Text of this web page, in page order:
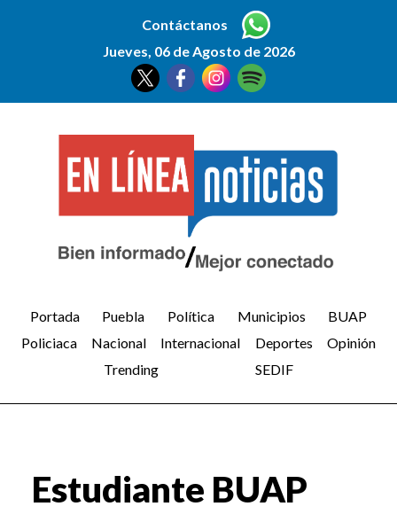
Contáctanos
Jueves, 06 de Agosto de 2026
Portada Puebla Política Municipios
BUAP
Policiaca
Nacional Internacional Deportes
Opinión
Trending
SEDIF
Estudiante BUAP